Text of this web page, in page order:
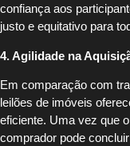
confiança aos
justo e equitativo para
4. Agilidade na
Em comparação com
leilões de imóveis
eficiente. Uma vez que
comprador pode